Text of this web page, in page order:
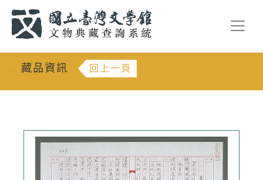
::: 藏品資訊 回上一頁